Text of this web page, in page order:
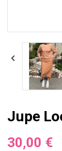

Jupe
30,00 €